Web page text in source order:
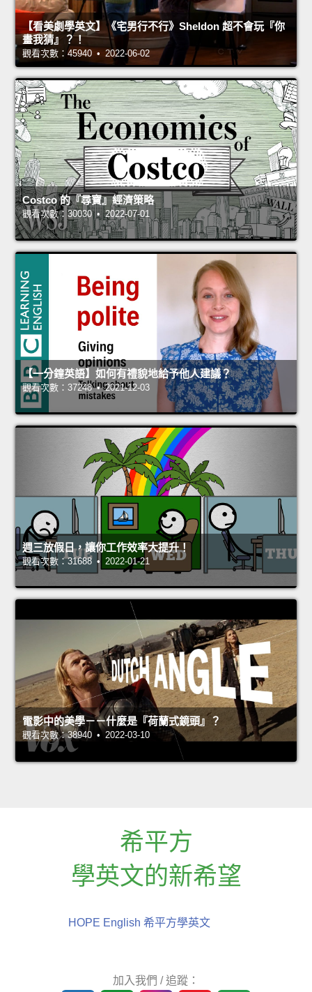
【看美劇學英文】《宅男行不行》Sheldon 超不會玩『你
畫我猜』？！
觀看次數：45940 • 2022-06-02
Costco 的『尋寶』經濟策略
觀看次數：30030 • 2022-07-01
【一分鐘英語】如何有禮貌地給予他人建議？
觀看次數：37248 • 2021-12-03
週三放假日，讓你工作效率大提升！
觀看次數：31688 • 2022-01-21
電影中的美學－－什麼是『荷蘭式鏡頭』？
觀看次數：38940 • 2022-03-10
希平方
學英文的新希望
HOPE English 希平方學英文
加入我們 / 追蹤：